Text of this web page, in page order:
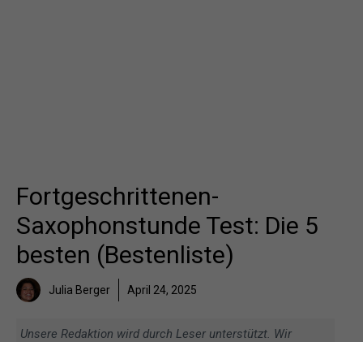
Fortgeschrittenen-
Saxophonstunde Test: Die 5
besten (Bestenliste)
Julia Berger April 24, 2025
Unsere Redaktion wird durch Leser unterstützt. Wir